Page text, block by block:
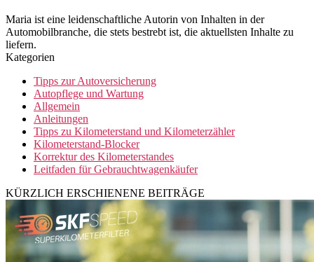
Maria ist eine leidenschaftliche Autorin von Inhalten in der
Automobilbranche, die stets bestrebt ist, die aktuellsten Inhalte zu
liefern.
Kategorien
Tipps zur Autoversicherung
Autopflege und Wartung
Allgemein
Anleitungen
Tipps zu Kilometerstand und Kilometerzähler
Kilometerstand-Blocker
Korrektur des Kilometerstandes
Leitfaden für Gebrauchtwagenkäufer
KÜRZLICH ERSCHIENENE BEITRÄGE